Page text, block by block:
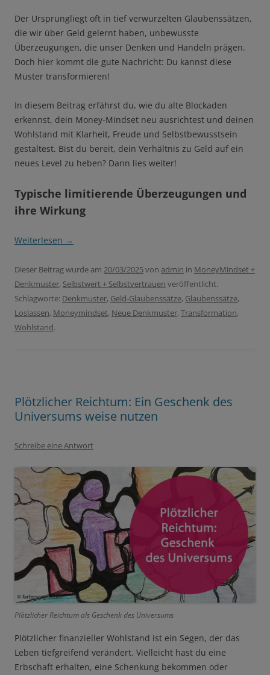
Der Ursprungliegt oft in tief verwurzelten Glaubenssätzen,
die wir über Geld gelernt haben, unbewusste
Überzeugungen, die unser Denken und Handeln prägen.
Doch hier kommt die gute Nachricht: Du kannst diese
Muster transformieren!
In diesem Beitrag erfährst du, wie du alte Blockaden
erkennst, dein Money-Mindset neu ausrichtest und deinen
Wohlstand mit Klarheit, Freude und Selbstbewusstsein
gestaltest. Bist du bereit, dein Verhältnis zu Geld auf ein
neues Level zu heben? Dann lies weiter!
Typische limitierende Überzeugungen und
ihre Wirkung
Weiterlesen →
Dieser Beitrag wurde am 20/03/2025von admin in MoneyMindset +
Denkmuster, Selbstwert + Selbstvertrauen veröffentlicht.
Schlagworte: Denkmuster, Geld-Glaubenssätze, Glaubenssätze,
Loslassen, Moneymindset, Neue Denkmuster, Transformation,
Wohlstand.
Plötzlicher Reichtum: Ein Geschenk des
Universums weise nutzen
Schreibe eine Antwort
Plötzlicher Reichtum als Geschenk des Universums
Plötzlicher finanzieller Wohlstand ist ein Segen, der das
Leben tiefgreifend verändert. Vielleicht hast du eine
Erbschaft erhalten, eine Schenkung bekommen oder